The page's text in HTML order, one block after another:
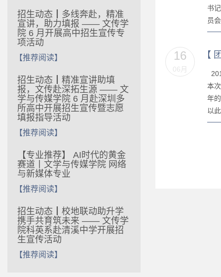
招生动态┃多线奔赴，精准
宣讲，助力填报 —— 文传学
院 6 月开展高中招生宣传专
项活动
【推荐阅读】
招生动态┃精准宣讲助填
报，文传赴深拓生源 —— 文
学与传媒学院 6 月赴深圳多
所高中开展招生宣传暨志愿
填报指导活动
【推荐阅读】
【专业推荐】 AI时代的黄金
赛道丨文学与传媒学院 网络
与新媒体专业
【推荐阅读】
招生动态┃校地联动助升学
携手共育筑未来 —— 文传学
院科英系赴清溪中学开展招
生宣传活动
【推荐阅读】
书
员
16
06月
【
本
年
以